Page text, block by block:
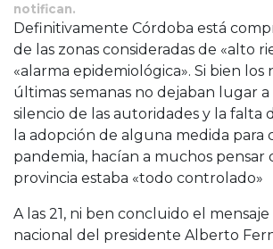
notifican.
Definitivamente Córdoba está
de las zonas consideradas de «alto
«alarma epidemiológica». Si bien los
últimas semanas no dejaban lugar a
silencio de las autoridades y la falta
la adopción de alguna medida para
pandemia, hacían a muchos pensar
provincia estaba «todo controlado»
A las 21, ni ben concluido el
nacional del presidente Alberto